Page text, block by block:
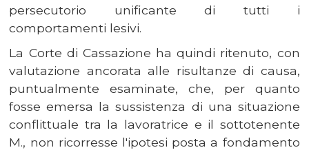
persecutorio unificante di tutti i
comportamenti lesivi.
La Corte di Cassazione ha quindi ritenuto, con
valutazione ancorata alle risultanze di causa,
puntualmente esaminate, che, per quanto
fosse emersa la sussistenza di una situazione
conflittuale tra la lavoratrice e il sottotenente
M., non ricorresse l'ipotesi posta a fondamento